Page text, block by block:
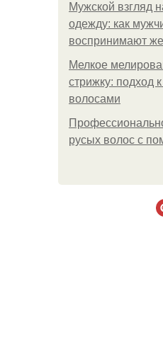
Мужской взгляд
одежду: как
воспринимают
Мелкое
стрижку: подход
волосами
русых волос с